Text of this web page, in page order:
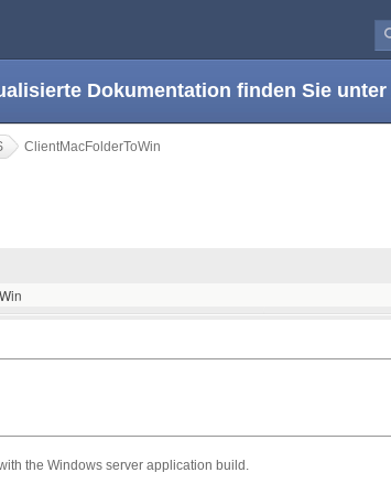
Dokumentation finden Sie unter
ClientMacFolderToWin
the Windows server application build.